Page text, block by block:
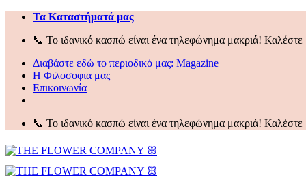
Μετάβαση
περιεχόμενο
Τα Kαταστήματά μας
📞 Το ιδανικό κασπώ είναι ένα τηλεφώνημα μακριά! Καλέστε
Διαβάστε εδώ το περιοδικό μας: Magazine
Η Φιλοσοφια μας
Επικοινωνία
📞 Το ιδανικό κασπώ είναι ένα τηλεφώνημα μακριά! Καλέστε